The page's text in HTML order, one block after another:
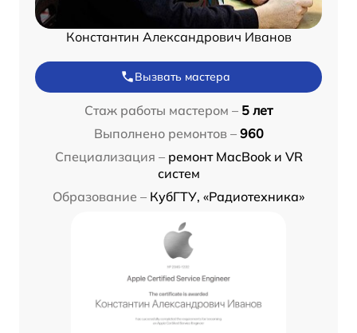
Константин Александрович Иванов
Вызвать мастера
Стаж работы мастером – 5 лет
Выполнено ремонтов – 960
Специализация – ремонт MacBook и VR
систем
Образование – КубГТУ, «Радиотехника»